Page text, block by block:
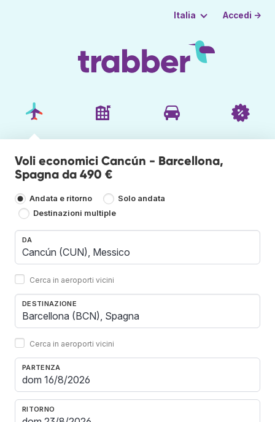
Italia Accedi →
Voli economici Cancún - Barcellona,
Spagna da 490 €
Andata e ritorno
Solo andata
Destinazioni multiple
DA
Cerca in aeroporti vicini
DESTINAZIONE
Cerca in aeroporti vicini
PARTENZA
RITORNO